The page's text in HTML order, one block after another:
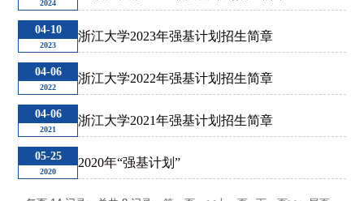
2024
04-10
2023
浙江大学2023年强基计划招生简章
04-06
2022
浙江大学2022年强基计划招生简章
04-06
2021
浙江大学2021年强基计划招生简章
05-25
2020
2020年“强基计划”